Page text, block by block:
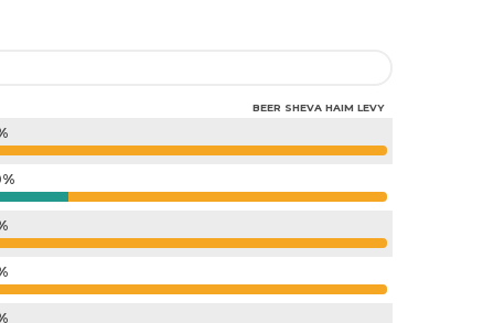
BEER SHEVA HAIM LEVY